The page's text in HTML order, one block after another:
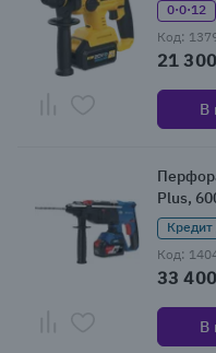
0·0·12
Код:
21
В
Plus,
Код:
33
В